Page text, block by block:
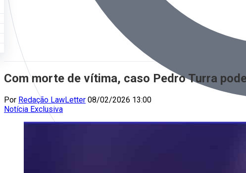
Com morte de vítima, caso Pedro Turra
Por Redação LawLetter 08/02/2026 13:00
Notícia Exclusiva